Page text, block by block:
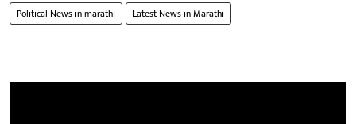
Political News in marathi
Latest News in Marathi